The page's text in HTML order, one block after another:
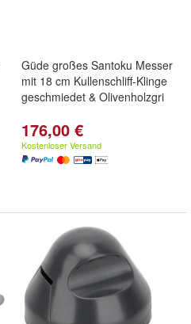
Güde großes Santoku Messer
mit 18 cm Kullenschliff-Klinge
geschmiedet & Olivenholzgri
176,00 €
Kostenloser Versand